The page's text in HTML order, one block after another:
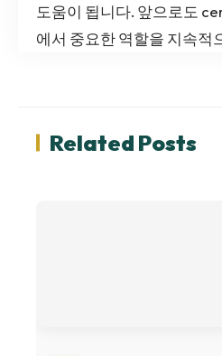
도움이 됩니다. 앞으로도
에서 중요한 역할을 지속적
Related Posts